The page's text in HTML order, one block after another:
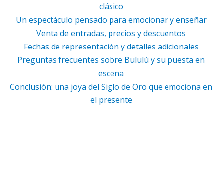
clásico
Un espectáculo pensado para emocionar y enseñar
Venta de entradas, precios y descuentos
Fechas de representación y detalles adicionales
Preguntas frecuentes sobre Bululú y su puesta en
escena
Conclusión: una joya del Siglo de Oro que emociona en
el presente